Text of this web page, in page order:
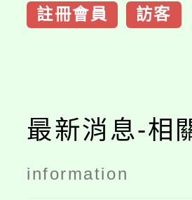
註冊會員 訪客
最新消息-相
information